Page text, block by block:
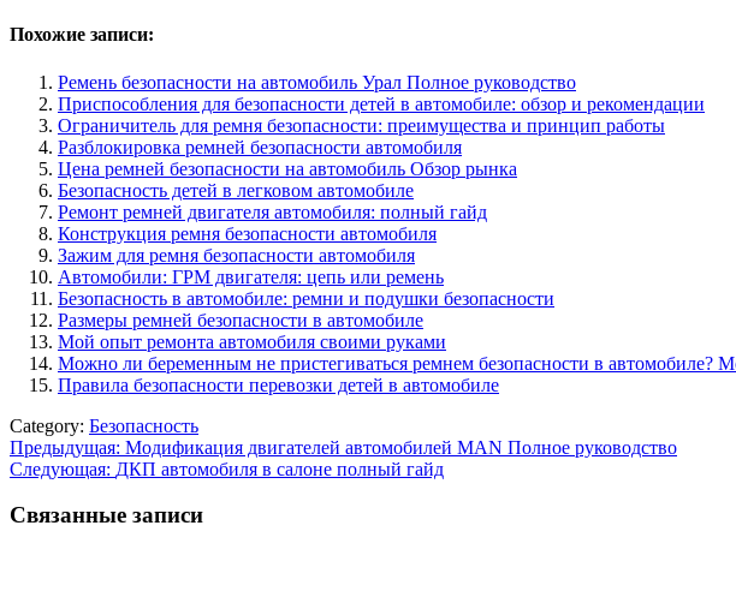
Похожие записи:
Ремень безопасности на автомобиль Урал Полное руководство
Приспособления для безопасности детей в автомобиле: обзор и рекомендации
Ограничитель для ремня безопасности: преимущества и принцип работы
Разблокировка ремней безопасности автомобиля
Цена ремней безопасности на автомобиль Обзор рынка
Безопасность детей в легковом автомобиле
Ремонт ремней двигателя автомобиля: полный гайд
Конструкция ремня безопасности автомобиля
Зажим для ремня безопасности автомобиля
Автомобили: ГРМ двигателя: цепь или ремень
Безопасность в автомобиле: ремни и подушки безопасности
Размеры ремней безопасности в автомобиле
Мой опыт ремонта автомобиля своими руками
Можно ли беременным не пристегиваться ремнем безопасности в автомобиле?
Правила безопасности перевозки детей в автомобиле
Category: Безопасность
Навигация
по
записям
Предыдущая: Модификация двигателей автомобилей MAN Полное руководство
Следующая: ДКП автомобиля в салоне полный гайд
Связанные записи